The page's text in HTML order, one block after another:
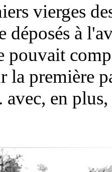
vierges
déposés à
pouvait
la première
avec, en